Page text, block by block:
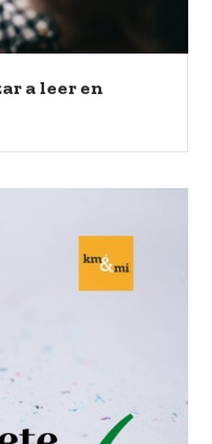
a leer en